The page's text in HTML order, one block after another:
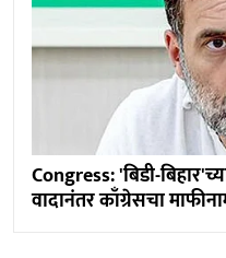
Congress: 'बिडी-
वादानंतर काँग्रेसचा